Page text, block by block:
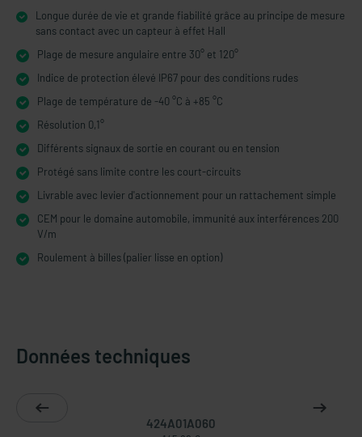
Longue durée de vie et grande fiabilité grâce au principe de mesure
sans contact avec un capteur à effet Hall
Plage de mesure angulaire entre 30° et 120°
Indice de protection élevé IP67 pour des conditions rudes
Plage de température de -40 °C à +85 °C
Résolution 0,1°
Différents signaux de sortie en courant ou en tension
Protégé sans limite contre les court-circuits
Livrable avec levier d'actionnement pour un rattachement simple
CEM pour le domaine automobile, immunité aux interférences 200
V/m
Roulement à billes (palier lisse en option)
Données techniques
424A01A060